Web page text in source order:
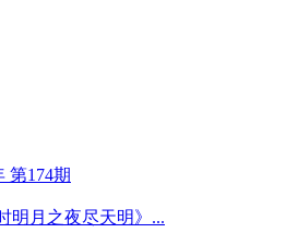
第174期
明月之夜尽天明》...